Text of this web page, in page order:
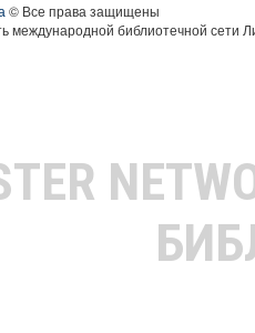
© Все права защищены
международной библиотечной сети